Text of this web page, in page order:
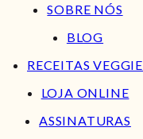
SOBRE NÓS
BLOG
RECEITAS VEGGIE
LOJA ONLINE
ASSINATURAS